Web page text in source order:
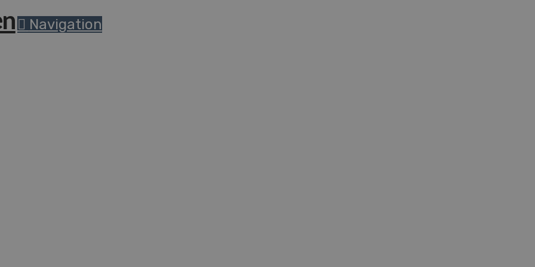
Navigation